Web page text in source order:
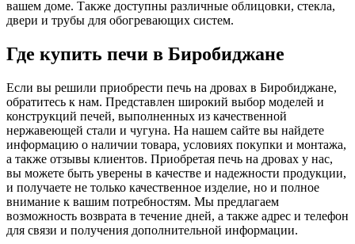
вашем доме. Также доступны различные облицовки, стекла,
двери и трубы для обогревающих систем.
Где купить печи в Биробиджане
Если вы решили приобрести печь на дровах в Биробиджане,
обратитесь к нам. Представлен широкий выбор моделей и
конструкций печей, выполненных из качественной
нержавеющей стали и чугуна. На нашем сайте вы найдете
информацию о наличии товара, условиях покупки и монтажа,
а также отзывы клиентов. Приобретая печь на дровах у нас,
вы можете быть уверены в качестве и надежности продукции,
и получаете не только качественное изделие, но и полное
внимание к вашим потребностям. Мы предлагаем
возможность возврата в течение дней, а также адрес и телефон
для связи и получения дополнительной информации.